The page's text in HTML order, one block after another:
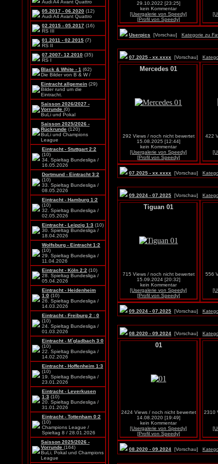
Audi A4 Avant Quattro
05.2017 - 06.2020 (12)
Audi A4 Avant Quattro
02.2015 - 05.2017 (16)
RS III
01.2011 - 02.2015 (7)
RS II
07.2007- 12.2010 (35)
RS I
Black & White - 1 (62)
Die Bilder von B & W /
Eintracht allgemein (29)
Bilder rund um die
Eintracht.
Saisson 2026/2027 -
Vorrunde (0)
BuLi und Pokal
Saisson 2025/2026 -
Rückrunde (120)
BuLi und Champions
League
Eintracht - Stuttgart 2:2
(10)
34. Spieltag Bundesliga /
16.05.2026
Dortmund - Eintracht 3:2
(10)
33. Spieltag Bundesliga /
08.05.2026
Eintracht - Hamburg 1:2
(10)
32. Spieltag Bundesliga /
02.05.2026
Eintracht - Leipzig 1:3 (10)
30. Spieltag Bundesliga /
18.04.2026
Wolfsburg - Eintracht 1:2
(10)
29. Spieltag Bundesliga /
11.04.2026
Eintracht - Köln 2:2 (10)
28. Spieltag Bundesliga /
05.04.2026
Eintracht - Heidenheim
1:0 (10)
26. Spieltag Bundesliga /
14.03.2026
Eintracht - Freiburg 2 : 0
(10)
24. Spieltag Bundesliga /
01.03.2026
Eintracht - M´gladbach 3:0
(10)
22. Spieltag Bundesliga /
14.02.2026
Eintracht - Hoffenheim 1:3
(10)
19. Spieltag Bundesliga /
23.01.2026
Eintracht - Leverkusen
1:3 (10)
20. Spieltag Bundesliga /
31.01.2026
Eintracht - Tottenham 0:2
(10)
Champions League /
Spieltag 8 / 28.01.2026
Saisson 2025/2026 -
Vorrunde (164)
BuLi, Pokal und Champions
League
29.10.2022 [23:25]
kein Kommentar
[Usergalerie von Speedy]
[Profil von Speedy]
Userpics [Vorschau] Kategorie zu
07.2025 - xx.xxxx [Vorschau]
Mercedes 01
292 Views / noch nicht bewertet
15.08.2025 [12:44]
kein Kommentar
[Usergalerie von Speedy]
[Profil von Speedy]
422
07.2025 - xx.xxxx [Vorschau]
09.2024 - 07.2025 [Vorschau]
Tiguan 01
715 Views / noch nicht bewertet
15.09.2024 [20:32]
kein Kommentar
[Usergalerie von Speedy]
[Profil von Speedy]
556
09.2024 - 07.2025 [Vorschau]
08.2020 - 09.2024 [Vorschau]
01
2424 Views / noch nicht bewertet
14.08.2020 [19:49]
kein Kommentar
[Usergalerie von Speedy]
[Profil von Speedy]
2310
08.2020 - 09.2024 [Vorschau]